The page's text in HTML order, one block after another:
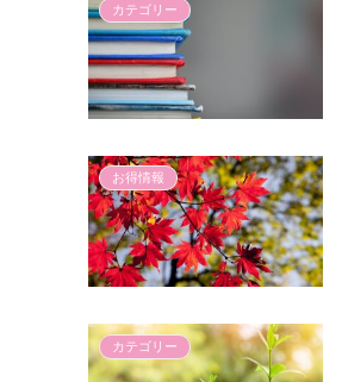
カテゴリー
お得情報
カテゴリー